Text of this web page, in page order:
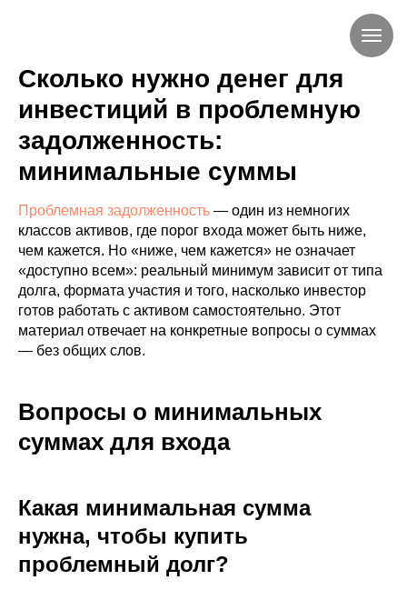
Сколько нужно денег для
инвестиций в проблемную
задолженность:
минимальные суммы
Проблемная задолженность — один из немногих
классов активов, где порог входа может быть ниже,
чем кажется. Но «ниже, чем кажется» не означает
«доступно всем»: реальный минимум зависит от типа
долга, формата участия и того, насколько инвестор
готов работать с активом самостоятельно. Этот
материал отвечает на конкретные вопросы о суммах
— без общих слов.
Вопросы о минимальных
суммах для входа
Какая минимальная сумма
нужна, чтобы купить
проблемный долг?